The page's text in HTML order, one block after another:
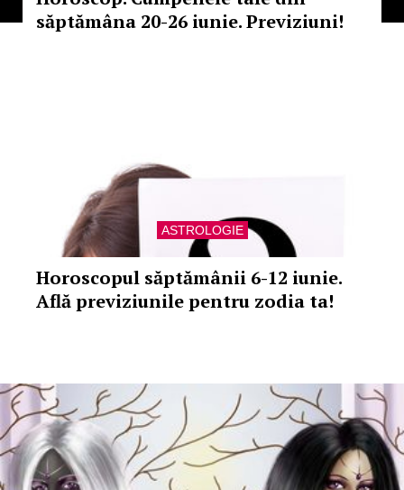
săptămâna 20-26 iunie. Previziuni!
ASTROLOGIE
Horoscopul săptămânii 6-12 iunie.
Află previziunile pentru zodia ta!